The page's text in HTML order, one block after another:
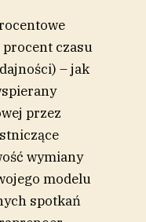
czasu
– jak
przez
wymiany
modelu
spotkań